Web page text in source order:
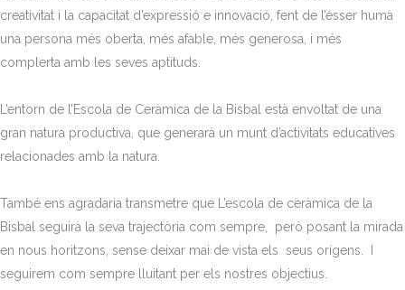
creativitat i la capacitat d’expressió e innovació, fent de l’ésser humà
una persona més oberta, més afable, més generosa, i més
complerta amb les seves aptituds.
L’entorn de l’Escola de Ceràmica de la Bisbal està envoltat de una
gran natura productiva, que generarà un munt d’activitats educatives
relacionades amb la natura.
També ens agradaria transmetre que L’escola de ceràmica de la
Bisbal seguirà la seva trajectòria com sempre, però posant la mirada
en nous horitzons, sense deixar mai de vista els seus orígens. I
seguirem com sempre lluitant per els nostres objectius.